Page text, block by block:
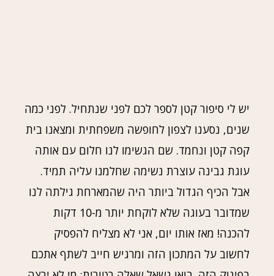
יש לי סיפור קטן לספר לכם לפני שנתחיל. לפני כמה
שנים, נסענו לצפון לחופשה משפחתית ומצאנו בית
קפה קטן ונחמד. שם הגשימו לנו חלום עם אותה
עוגת גבינה עוצרת נשימה שחלמנו עליה תמיד.
אבל הכיף הגדול ביותר היה שהמארחת גילתה לנו
שמדובר בעוגה שלא לוקחת יותר מ-10 דקות
להכנה! מאז אותו יום, אני לא מצליח להפסיק
לחשוב על המתכון הזה ומרגיש חייב לשתף אתכם